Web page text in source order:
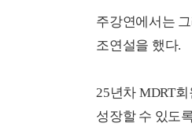
주강연에서는
조연설을 했다.
25년차 MDRT
성장할 수 있도